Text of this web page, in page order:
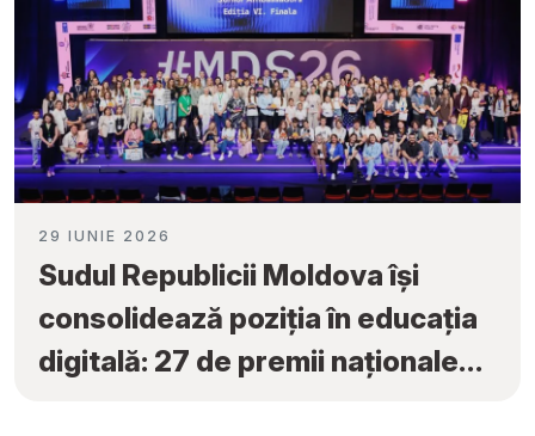
29 IUNIE 2026
Sudul Republicii Moldova își
consolidează poziția în educația
digitală: 27 de premii naționale